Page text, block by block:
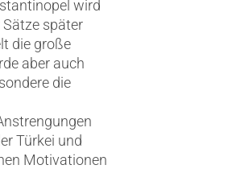
wird
Sätze später
die große
aber auch
die
Türkei und
Motivationen